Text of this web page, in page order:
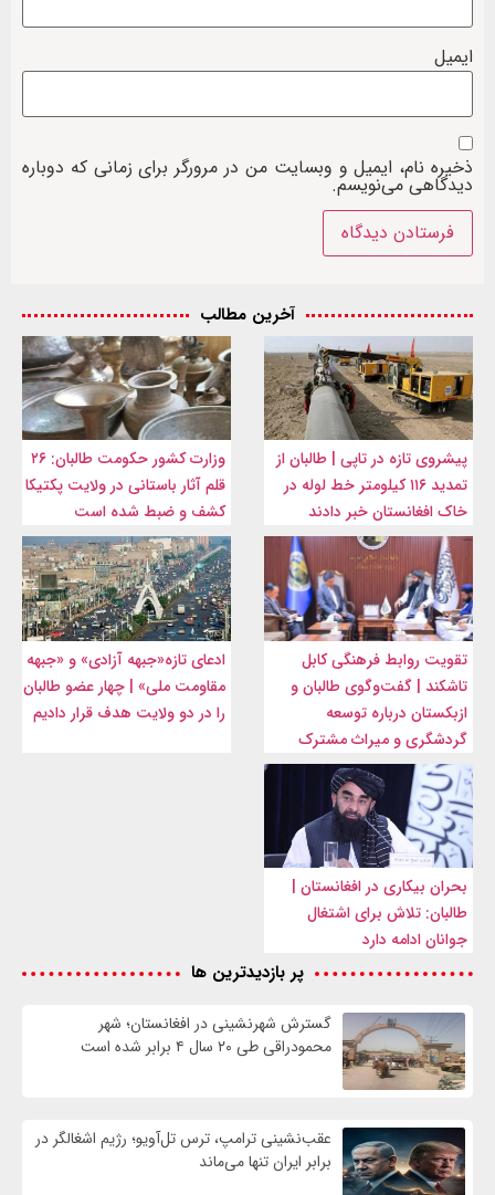
ایمیل
ذخیره نام، ایمیل و وبسایت من در مرورگر برای زمانی که دوباره
دیدگاهی می‌نویسم.
آخرین مطالب
پیشروی تازه در تاپی | طالبان از
تمدید ۱۱۶ کیلومتر خط لوله در
خاک افغانستان خبر دادند
وزارت کشور حکومت طالبان: ۲۶
قلم آثار باستانی در ولایت پکتیکا
کشف و ضبط شده است
تقویت روابط فرهنگی کابل
تاشکند | گفت‌وگوی طالبان و
ازبکستان درباره توسعه
گردشگری و میراث مشترک
ادعای تازه«جبهه آزادی» و «جبهه
مقاومت ملی» | چهار عضو طالبان
را در دو ولایت هدف قرار دادیم
بحران بیکاری در افغانستان |
طالبان: تلاش برای اشتغال
جوانان ادامه دارد
پر بازدیدترین ها
گسترش شهرنشینی در افغانستان؛ شهر
محمودراقی طی ۲۰ سال ۴ برابر شده است
عقب‌نشینی ترامپ، ترس تل‌آویو؛ رژیم اشغالگر در
برابر ایران تنها می‌ماند